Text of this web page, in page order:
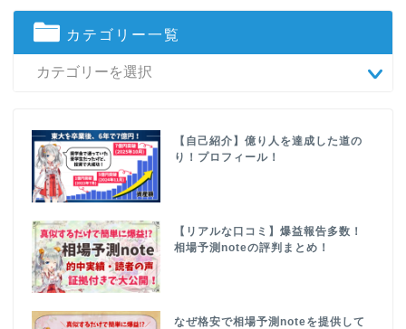
カテゴリー一覧
【自己紹介】億り人を達成した道の
り！プロフィール！
【リアルな口コミ】爆益報告多数！
相場予測noteの評判まとめ！
なぜ格安で相場予測noteを提供して